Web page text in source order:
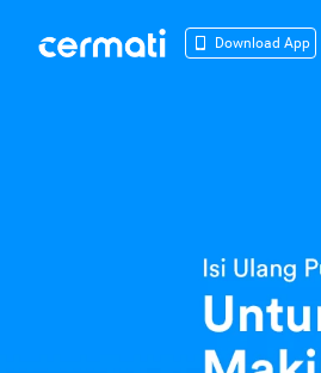
Download App